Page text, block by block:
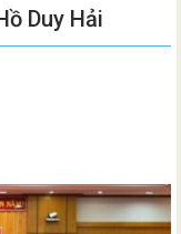
Duy Hải